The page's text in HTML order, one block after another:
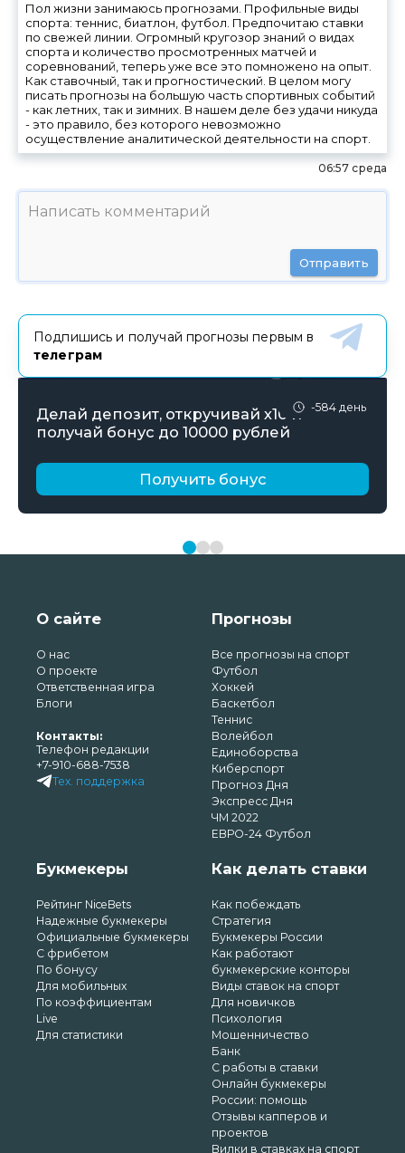
Пол жизни занимаюсь прогнозами. Профильные виды
спорта: теннис, биатлон, футбол. Предпочитаю ставки
по свежей линии. Огромный кругозор знаний о видах
спорта и количество просмотренных матчей и
соревнований, теперь уже все это помножено на опыт.
Как ставочный, так и прогностический. В целом могу
писать прогнозы на большую часть спортивных событий
- как летних, так и зимних. В нашем деле без удачи никуда
- это правило, без которого невозможно
осуществление аналитической деятельности на спорт.
06:57 среда
Отправить
Подпишись и получай прогнозы первым в
телеграм
-584 день
Делай депозит, откручивай х10 и
получай бонус до 10000 рублей
Получить бонус
О сайте
О нас
О проекте
Ответственная игра
Блоги
Контакты:
Телефон редакции
+7-910-688-7538
Тех. поддержка
Прогнозы
Все прогнозы на спорт
Футбол
Хоккей
Баскетбол
Теннис
Волейбол
Единоборства
Киберспорт
Прогноз Дня
Экспресс Дня
ЧМ 2022
ЕВРО-24 Футбол
Букмекеры
Рейтинг NiceBets
Надежные букмекеры
Официальные букмекеры
С фрибетом
По бонусу
Для мобильных
По коэффициентам
Live
Для статистики
Как делать ставки
Как побеждать
Стратегия
Букмекеры России
Как работают
букмекерские конторы
Виды ставок на спорт
Для новичков
Психология
Мошенничество
Банк
С работы в ставки
Онлайн букмекеры
России: помощь
Отзывы капперов и
проектов
Вилки в ставках на спорт